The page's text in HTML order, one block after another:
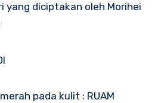
yang diciptakan oleh Morihei
pada kulit : RUAM